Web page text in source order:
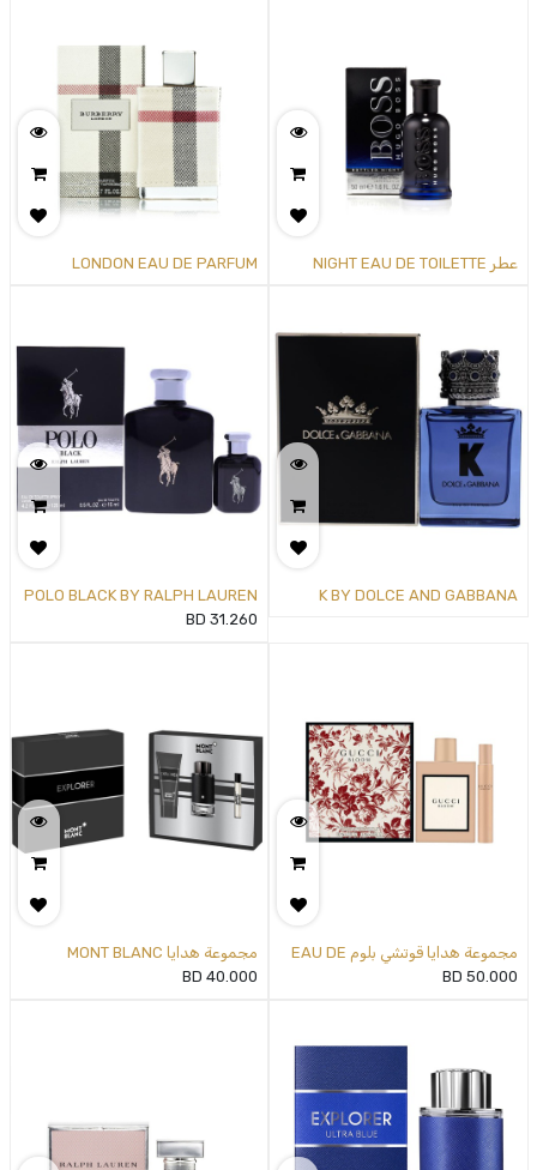
عطر NIGHT EAU DE TOILETTE
LONDON EAU DE PARFUM
K BY DOLCE AND GABBANA
POLO BLACK BY RALPH LAUREN
FOR MEN - 2 PC GIFT SET
31.260
مجموعة هدايا قوتشي بلوم EAU DE
50.000
مجموعة هدايا MONT BLANC
EXPLORER EAU DE PARFUM
40.000